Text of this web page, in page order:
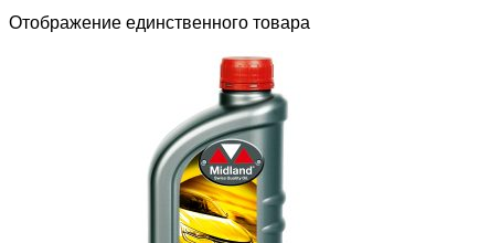
Отображение единственного товара